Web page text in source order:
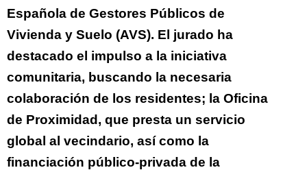
Española de Gestores Públicos de
Vivienda y Suelo (AVS). El jurado ha
destacado el impulso a la iniciativa
comunitaria, buscando la necesaria
colaboración de los residentes; la Oficina
de Proximidad, que presta un servicio
global al vecindario, así como la
financiación público-privada de la